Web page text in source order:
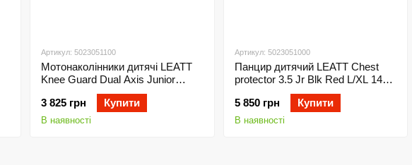
Артикул: 5023051100
Мотонаколінники дитячі LEATT
Knee Guard Dual Axis Junior
White One size
3 825 грн
Купити
В наявності
Артикул: 5023051000
Панцир дитячий LEATT Chest
protector 3.5 Jr Blk Red L/XL 147-
159cm One size
5 850 грн
Купити
В наявності